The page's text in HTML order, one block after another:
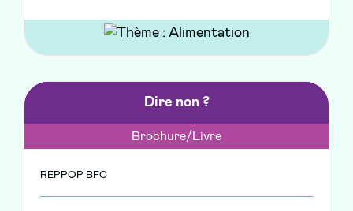
Dire non ?
Brochure/Livre
REPPOP BFC